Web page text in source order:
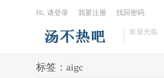
欢迎光临
Hi, 请登录 我要注册 找回密码
标签：aigc